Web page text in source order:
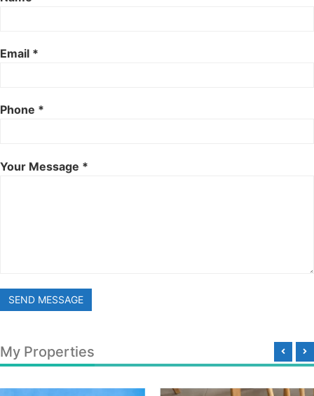
Email *
Phone *
Your Message *
SEND MESSAGE
My Properties